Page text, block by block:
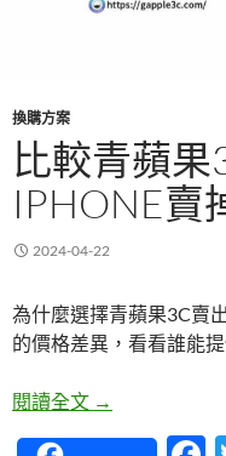
換購方案
比較青蘋
IPHONE賣
2024-04-22
為什麼選擇青蘋果3C賣
的價格差異，看看誰能
閱讀全文 比較青蘋果3C
→